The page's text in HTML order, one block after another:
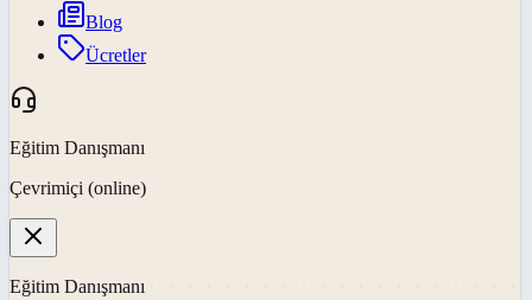
Blog
Ücretler
Eğitim Danışmanı
Çevrimiçi (online)
Eğitim Danışmanı